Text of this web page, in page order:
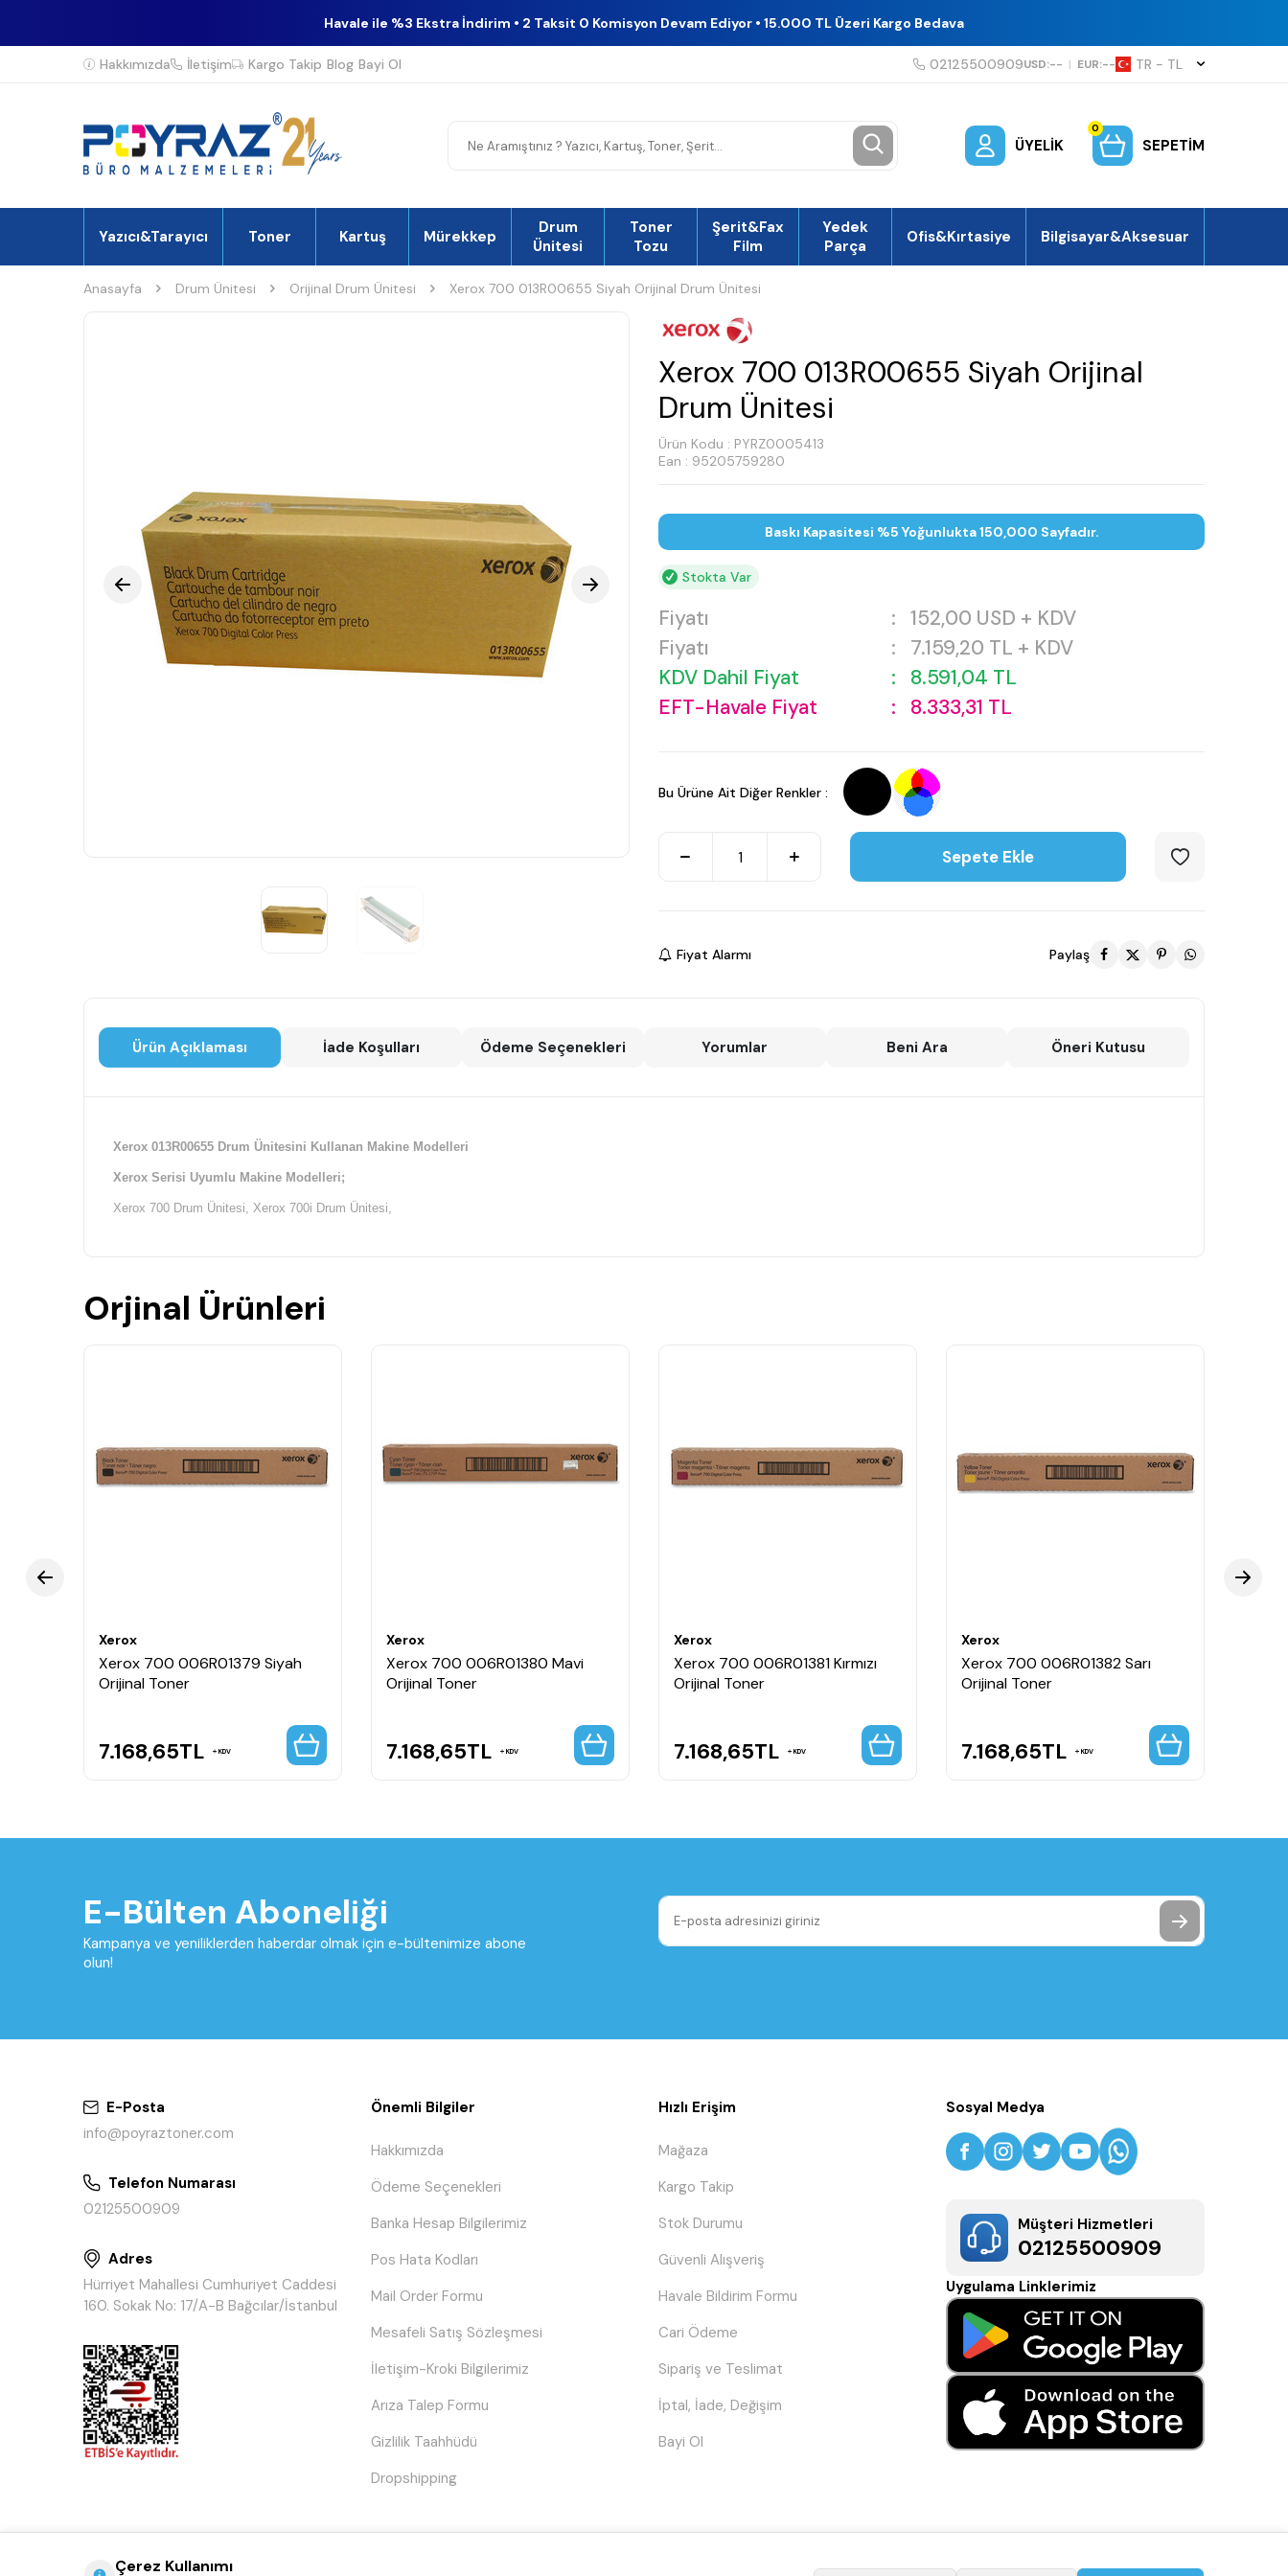
Havale ile %3 Ekstra İndirim • 2 Taksit 0 Komisyon Devam Ediyor • 15.000 TL Üzeri Kargo Bedava
Hakkımızda İletişim Kargo Takip Blog Bayi Ol 02125500909USD:-- | EUR:-- TR − TL
ÜYELIK
0
SEPETIM
Yazıcı&Tarayıcı Toner Kartuş Mürekkep
Drum
Ünitesi
Toner
Tozu
Şerit&Fax
Film
Yedek
Parça
Ofis&Kırtasiye Bilgisayar&Aksesuar
Anasayfa Drum Ünitesi Orijinal Drum Ünitesi Xerox 700 013R00655 Siyah Orijinal Drum Ünitesi
Xerox 700 013R00655 Siyah Orijinal
Drum Ünitesi
Ürün Kodu : PYRZ0005413
Ean : 95205759280
Baskı Kapasitesi %5 Yoğunlukta 150,000 Sayfadır.
Stokta Var
Fiyatı : 152,00 USD + KDV
Fiyatı
: 7.159,20 TL + KDV
KDV Dahil Fiyat
: 8.591,04 TL
EFT-Havale Fiyat
: 8.333,31 TL
Bu Ürüne Ait Diğer Renkler :
Sepete Ekle
Fiyat Alarmı Paylaş
Ürün Açıklaması İade Koşulları Ödeme Seçenekleri Yorumlar Beni Ara Öneri Kutusu
Xerox 013R00655 Drum Ünitesini Kullanan Makine Modelleri
Xerox Serisi Uyumlu Makine Modelleri;
Xerox 700 Drum Ünitesi, Xerox 700i Drum Ünitesi,
Orjinal Ürünleri
Xerox
Xerox 700 006R01379 Siyah
Orijinal Toner
7.168,65TL KDV
Xerox
Xerox 700 006R01380 Mavi
Orijinal Toner
7.168,65TL KDV
Xerox
Xerox 700 006R01381 Kırmızı
Orijinal Toner
7.168,65TL KDV
Xerox
Xerox 700 006R01382 Sarı
Orijinal Toner
7.168,65TL KDV
E-Bülten Aboneliği
Kampanya ve yeniliklerden haberdar olmak için e-bültenimize abone
olun!
E-Posta
info@poyraztoner.com
Telefon Numarası
02125500909
Adres
Hürriyet Mahallesi Cumhuriyet Caddesi
160. Sokak No: 17/A-B Bağcılar/İstanbul
Önemli Bilgiler
Hakkımızda
Ödeme Seçenekleri
Banka Hesap Bilgilerimiz
Pos Hata Kodları
Mail Order Formu
Mesafeli Satış Sözleşmesi
İletişim-Kroki Bilgilerimiz
Arıza Talep Formu
Gizlilik Taahhüdü
Dropshipping
Hızlı Erişim
Mağaza
Kargo Takip
Stok Durumu
Güvenli Alışveriş
Havale Bildirim Formu
Cari Ödeme
Sipariş ve Teslimat
İptal, İade, Değişim
Bayi Ol
Sosyal Medya
Müşteri Hizmetleri
02125500909
Uygulama Linklerimiz
Çerez Kullanımı